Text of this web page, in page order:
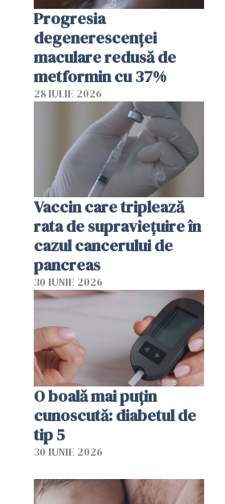
Progresia
degenerescenței
maculare redusă de
metformin cu 37%
28 IULIE 2026
Vaccin care triplează
rata de supraviețuire în
cazul cancerului de
pancreas
30 IUNIE 2026
O boală mai puțin
cunoscută: diabetul de
tip 5
30 IUNIE 2026